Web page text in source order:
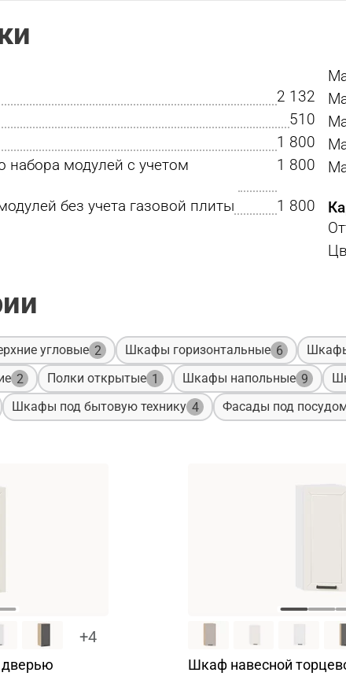
2 132
510
1 800
набора модулей с учетом
1 800
без учета газовой плиты 1 800
угловые 2 Шкафы горизонтальные 6
2 Полки открытые 1 Шкафы напольные 9
Шкафы под бытовую технику 4 Фасады под
+4
дверью
Шкаф навесной